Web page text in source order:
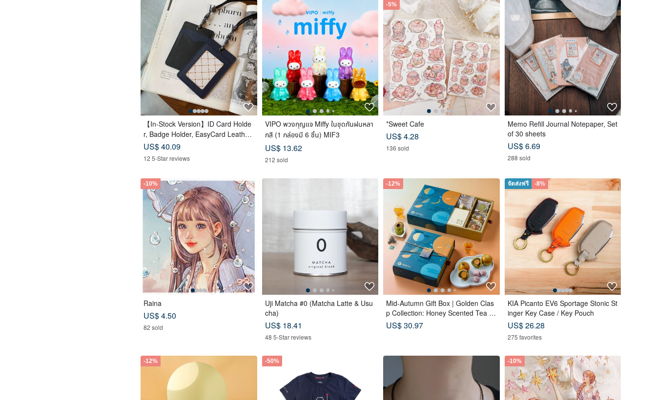
【In-Stock Version】ID Card Holde
r, Badge Holder, EasyCard Leather
Case, Leather Goods, ID Holder, Bi
rthday Gift
US$ 40.09
12 5-Star reviews
VIPO พวงกุญแจ Miffy ในชุดกันฝนหลา
กสี (1 กล่องมี 6 ชิ้น) MIF3
US$ 13.62
212 sold
-5%
*Sweet Cafe
US$ 4.28
136 sold
Memo Refill Journal Notepaper, Set
of 30 sheets
US$ 6.69
288 sold
-10%
Raina
US$ 4.50
82 sold
Uji Matcha #0 (Matcha Latte & Usu
cha)
US$ 18.41
48 5-Star reviews
-12%
Mid-Autumn Gift Box | Golden Clas
p Collection: Honey Scented Tea B
ags x Double Tea Yolk Pastry x 12
Tea Biscuits - Lunar Blue
US$ 30.97
จัดส่งฟรี -8%
KIA Picanto EV6 Sportage Stonic St
inger Key Case / Key Pouch
US$ 26.28
275 favorites
-12% -50% -10%